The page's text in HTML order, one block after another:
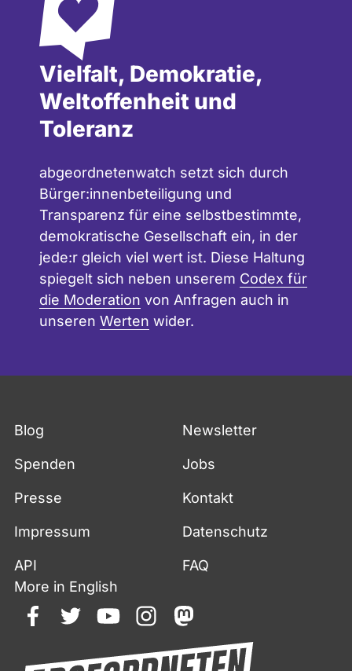
Status Mandat
Vielfalt, Demokratie,
Weltoffenheit und
Toleranz
abgeordnetenwatch setzt sich durch
Bürger:innenbeteiligung und
Transparenz für eine selbstbestimmte,
demokratische Gesellschaft ein, in der
jede:r gleich viel wert ist. Diese Haltung
spiegelt sich neben unserem Codex für
die Moderation von Anfragen auch in
unseren Werten wider.
Blog Newsletter
Spenden Jobs
Presse Kontakt
Impressum Datenschutz
API
FAQ
More in English
facebooktwitteryoutubeinstagrammastodon